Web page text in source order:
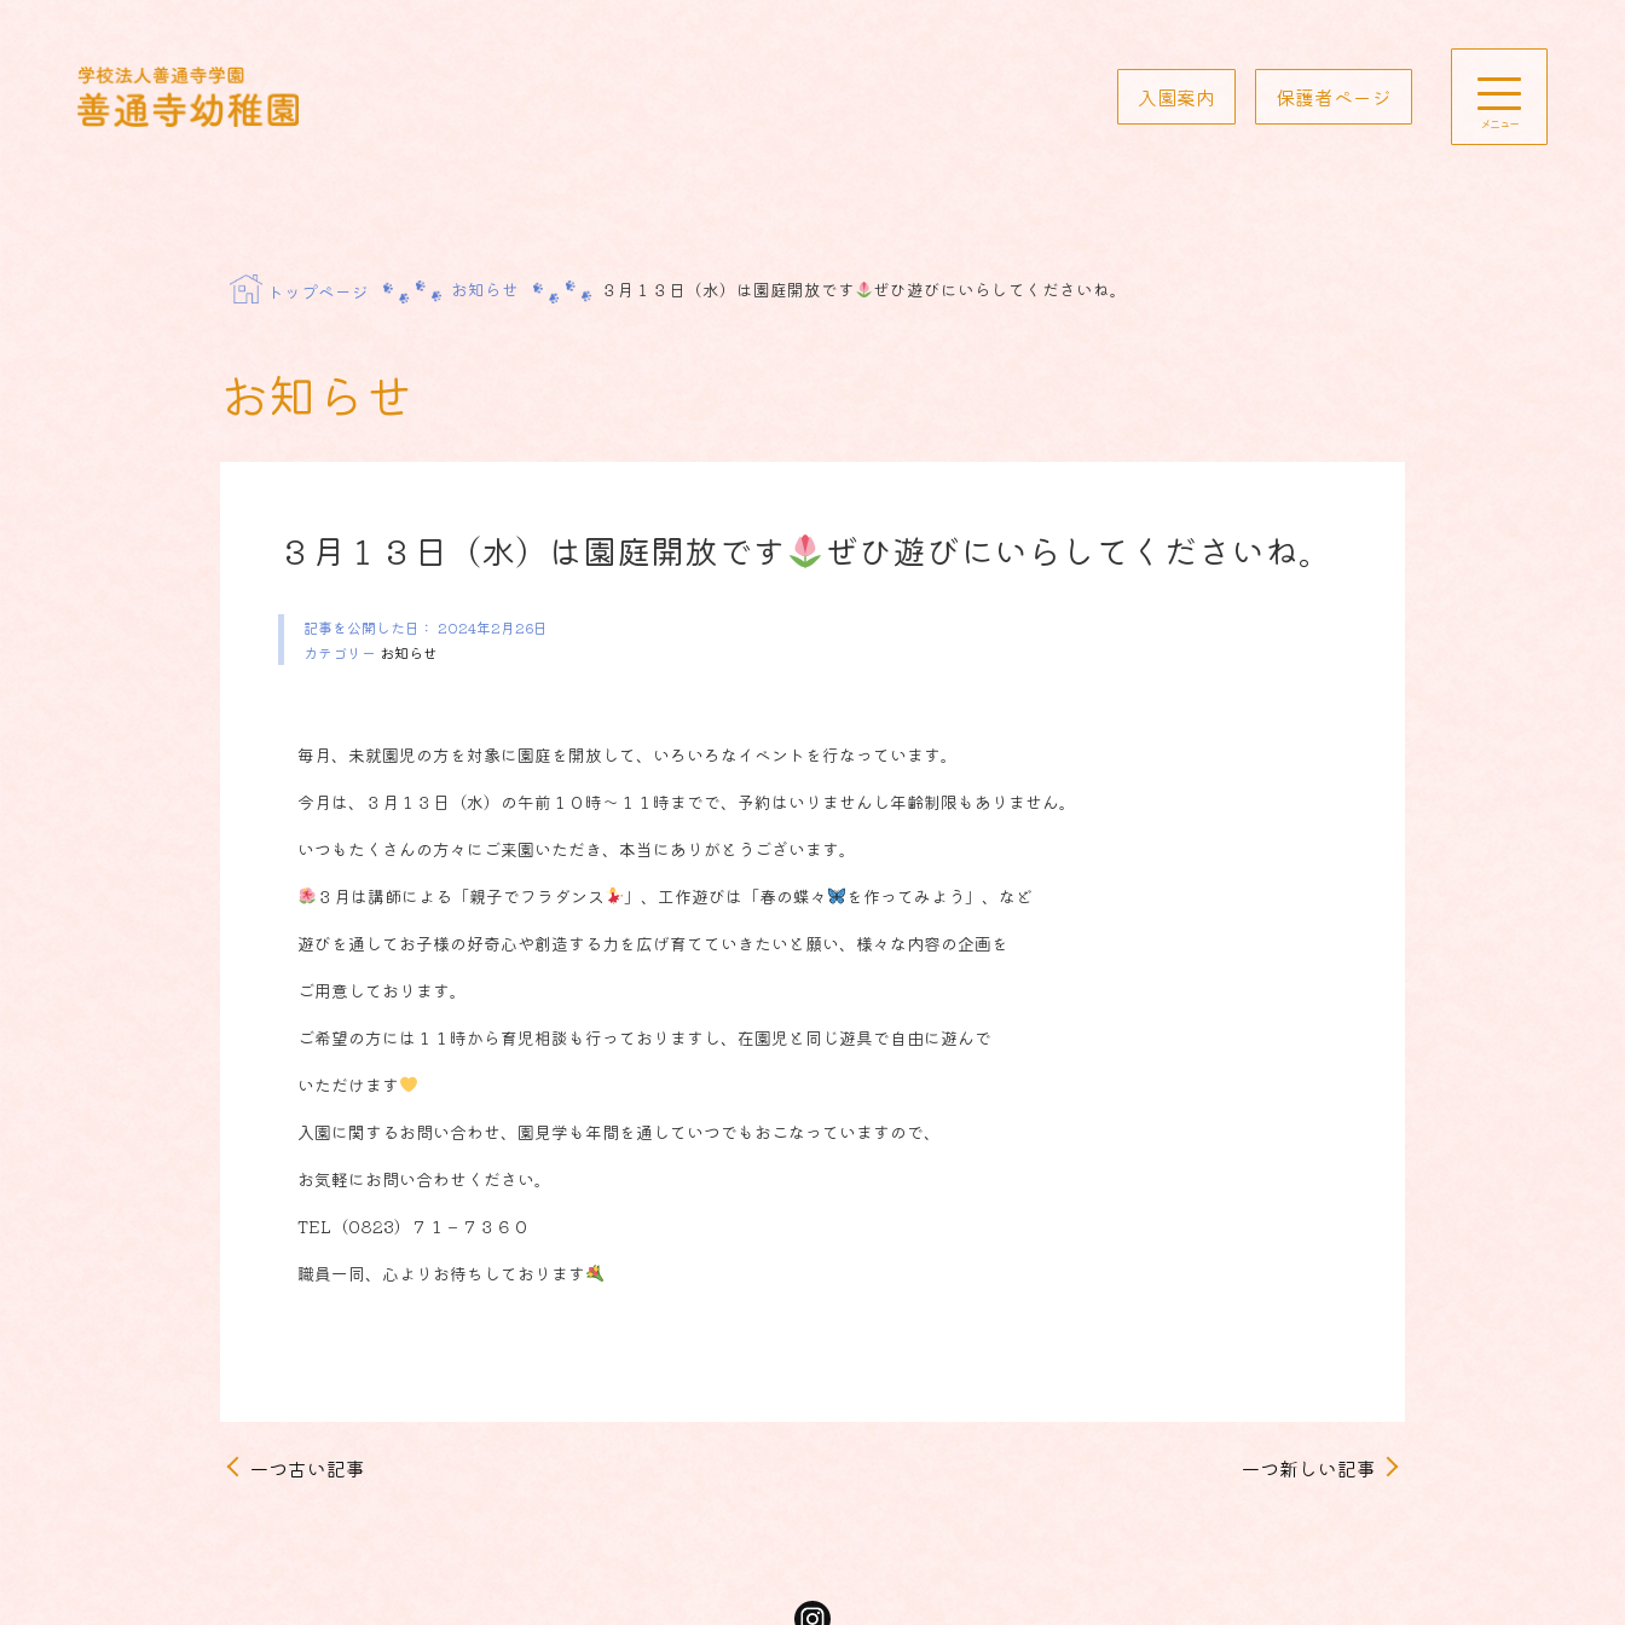
学校法人善通寺学園 善通寺幼
稚園
入園案内 保護者ページ
トップページ お知らせ ３月１３日（水）は園庭開放です ぜひ遊びにいらしてくださいね。
お知らせ
３月１３日（水）は園庭開放です ぜひ遊びにいらしてくださいね。
記事を公開した日： 2024年2月26日
カテゴリー お知らせ
毎月、未就園児の方を対象に園庭を開放して、いろいろなイベントを行なっています。
今月は、３月１３日（水）の午前１０時～１１時までで、予約はいりませんし年齢制限もありません。
いつもたくさんの方々にご来園いただき、本当にありがとうございます。
３月は講師による「親子でフラダンス
」、工作遊びは「春の蝶々
を作ってみよう」、など
遊びを通してお子様の好奇心や創造する力を広げ育てていきたいと願い、様々な内容の企画を
ご用意しております。
ご希望の方には１１時から育児相談も行っておりますし、在園児と同じ遊具で自由に遊んで
いただけます
入園に関するお問い合わせ、園見学も年間を通していつでもおこなっていますので、
お気軽にお問い合わせください。
TEL（0823）７１－７３６０
職員一同、心よりお待ちしております
投 一つ古い記事 一つ新しい記事